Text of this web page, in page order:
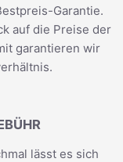
Garantie.
auf die Preise der
garantieren wir
lässt es sich